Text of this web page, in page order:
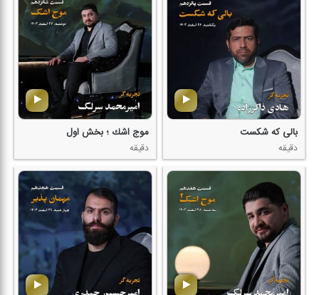
بالی كه شكست
دقیقه
موج اشك ؛ بخش اول
دقیقه